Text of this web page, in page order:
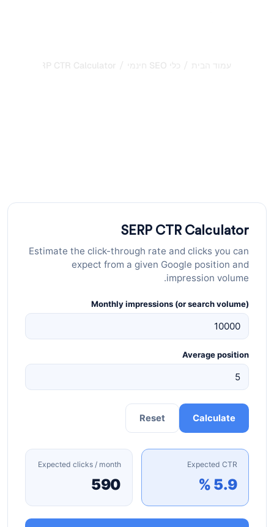
עמוד הבית / כלי SEO חינמי /
SERP CTR Calculator
SERP CTR Calculator
Estimate the click-through rate and clicks you can
expect from a given Google position and
impression volume.
Monthly impressions (or search volume)
Average position
Calculate
Reset
Expected CTR
5.9 %
Expected clicks / month
590